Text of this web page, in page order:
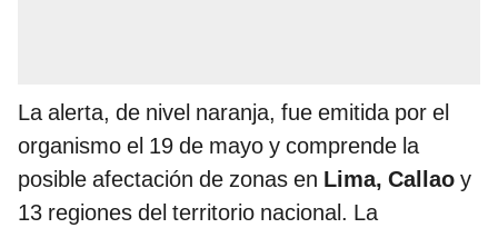
La alerta, de nivel naranja, fue emitida por el
organismo el 19 de mayo y comprende la
posible afectación de zonas en Lima, Callao y
13 regiones del territorio nacional. La